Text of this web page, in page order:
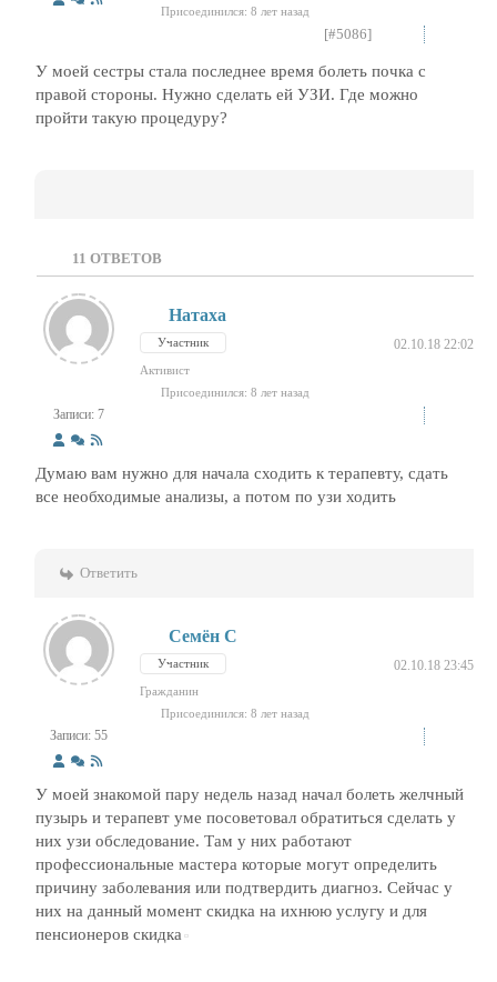
Присоединился: 8 лет назад
[#5086]
У моей сестры стала последнее время болеть почка с
правой стороны. Нужно сделать ей УЗИ. Где можно
пройти такую процедуру?
11 ОТВЕТОВ
Записи: 7
Натаха
Участник 02.10.18 22:02
Активист
Присоединился: 8 лет назад
Думаю вам нужно для начала сходить к терапевту, сдать
все необходимые анализы, а потом по узи ходить
Ответить
Записи: 55
Семён С
Участник 02.10.18 23:45
Гражданин
Присоединился: 8 лет назад
У моей знакомой пару недель назад начал болеть желчный
пузырь и терапевт уме посоветовал обратиться сделать у
них узи обследование. Там у них работают
профессиональные мастера которые могут определить
причину заболевания или подтвердить диагноз. Сейчас у
них на данный момент скидка на ихнюю услугу и для
пенсионеров скидка